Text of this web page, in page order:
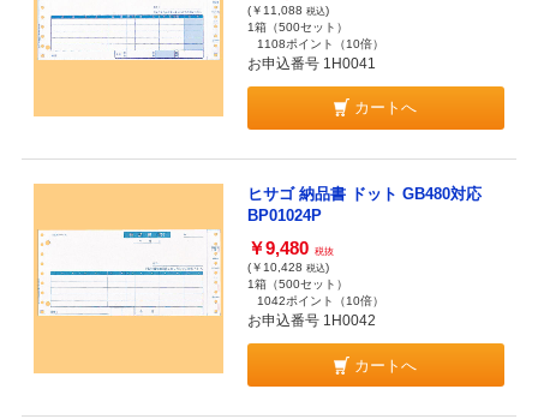
(￥11,088 税込)
1箱（500セット）
1108ポイント
（10倍）
お申込番号 1H0041
カートへ
ヒサゴ 納品書 ドット GB480対応
BP01024P
￥9,480 税抜
(￥10,428 税込)
1箱（500セット）
1042ポイント
（10倍）
お申込番号 1H0042
カートへ